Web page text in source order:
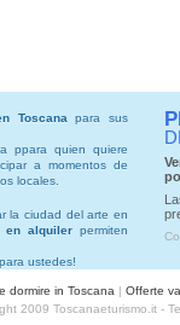
Toscana para sus
ppara quien quiere
a momentos de
locales.
la ciudad del arte en
en alquilerpermiten
ustedes!
dormire in Toscana | Offerte
2009 Toscanaeturismo.it -